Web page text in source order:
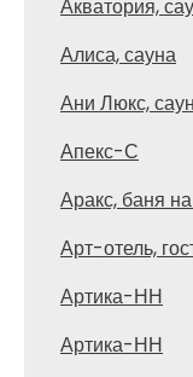
Акватория,
Алиса, сауна
Ани Люкс,
Апекс-С
Аракс, баня
Арт-отель,
Артика-НН
Артика-НН